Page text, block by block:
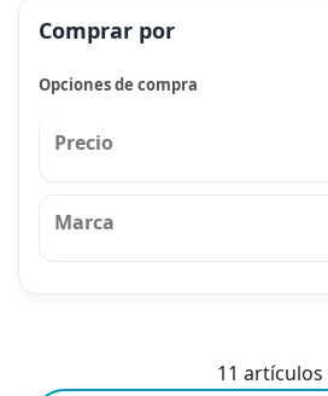
11 artículos
Comprar por
Opciones de compra
Precio
Marca